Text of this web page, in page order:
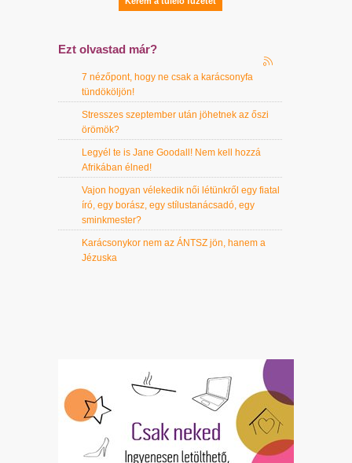
Ezt olvastad már?
7 nézőpont, hogy ne csak a karácsonyfa
tündököljön!
Stresszes szeptember után jöhetnek az őszi
örömök?
Legyél te is Jane Goodall! Nem kell hozzá
Afrikában élned!
Vajon hogyan vélekedik női létünkről egy fiatal
író, egy borász, egy stílustanácsadó, egy
sminkmester?
Karácsonykor nem az ÁNTSZ jön, hanem a
Jézuska